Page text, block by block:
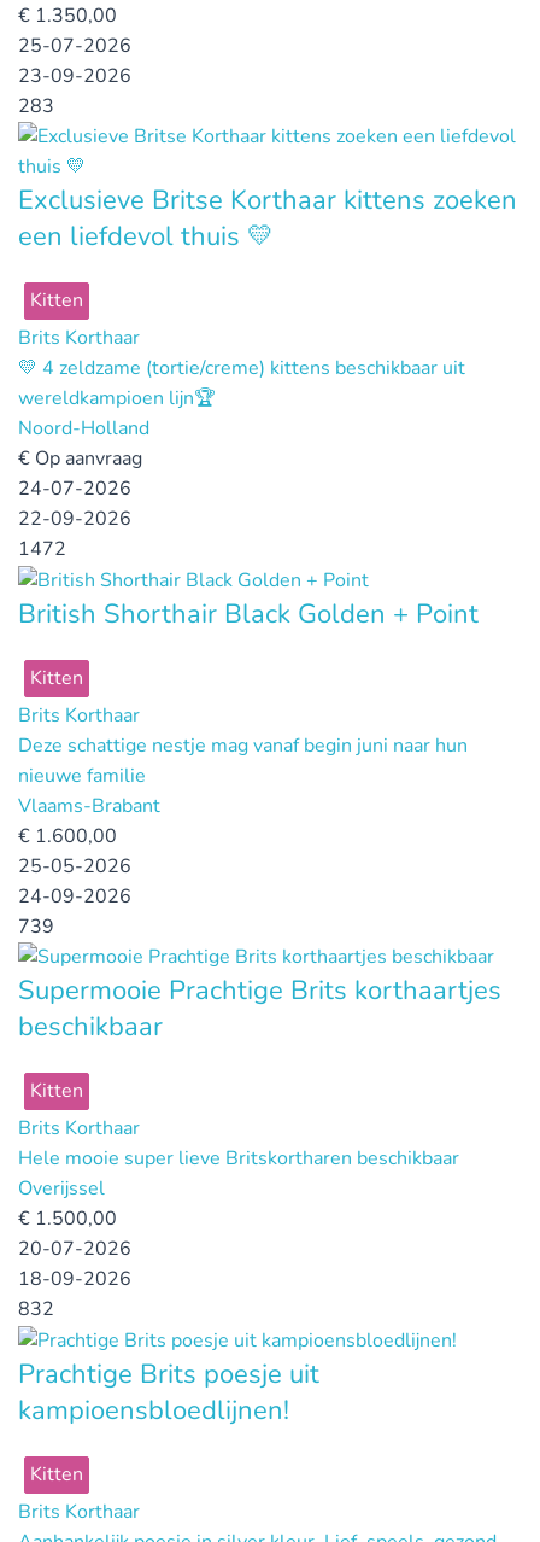
€ 1.350,00
25-07-2026
23-09-2026
283
Exclusieve Britse Korthaar kittens zoeken
een liefdevol thuis 💛
Kitten
Brits Korthaar
💛 4 zeldzame (tortie/creme) kittens beschikbaar uit
wereldkampioen lijn🏆
Noord-Holland
€ Op aanvraag
24-07-2026
22-09-2026
1472
British Shorthair Black Golden + Point
Kitten
Brits Korthaar
Deze schattige nestje mag vanaf begin juni naar hun
nieuwe familie
Vlaams-Brabant
€ 1.600,00
25-05-2026
24-09-2026
739
Supermooie Prachtige Brits korthaartjes
beschikbaar
Kitten
Brits Korthaar
Hele mooie super lieve Britskortharen beschikbaar
Overijssel
€ 1.500,00
20-07-2026
18-09-2026
832
Prachtige Brits poesje uit
kampioensbloedlijnen!
Kitten
Brits Korthaar